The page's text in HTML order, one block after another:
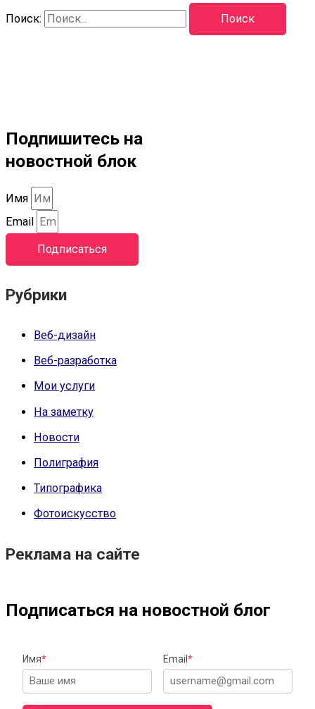
Поиск:
Подпишитесь на
новостной блок
Имя
Email
Подписаться
Рубрики
Веб-дизайн
Веб-разработка
Мои услуги
На заметку
Новости
Полиграфия
Типографика
Фотоискусство
Реклама на сайте
Подписаться на новостной блог
Имя* Email *